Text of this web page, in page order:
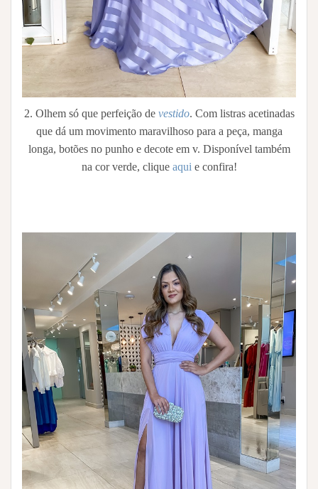
2. Olhem só que perfeição de vestido. Com listras acetinadas
que dá um movimento maravilhoso para a peça, manga
longa, botões no punho e decote em v. Disponível também
na cor verde, clique aqui e confira!